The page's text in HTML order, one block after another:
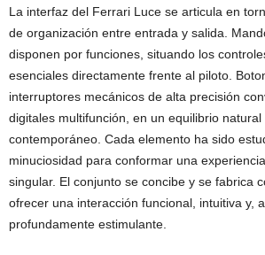
La interfaz del Ferrari Luce se articula en
de organización entre entrada y salida.
disponen por funciones, situando los
esenciales directamente frente al piloto.
interruptores mecánicos de alta precisión
digitales multifunción, en un equilibrio
contemporáneo. Cada elemento ha sido
minuciosidad para conformar una
singular. El conjunto se concibe y se fabrica
ofrecer una interacción funcional, intuitiva y,
profundamente estimulante.